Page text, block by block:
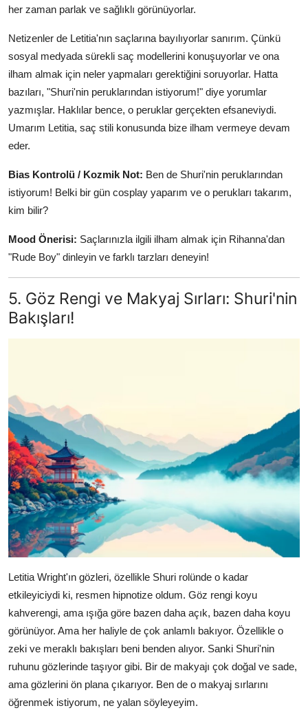
her zaman parlak ve sağlıklı görünüyorlar.
Netizenler de Letitia'nın saçlarına bayılıyorlar sanırım. Çünkü
sosyal medyada sürekli saç modellerini konuşuyorlar ve ona
ilham almak için neler yapmaları gerektiğini soruyorlar. Hatta
bazıları, "Shuri'nin peruklarından istiyorum!" diye yorumlar
yazmışlar. Haklılar bence, o peruklar gerçekten efsaneviydi.
Umarım Letitia, saç stili konusunda bize ilham vermeye devam
eder.
Bias Kontrolü / Kozmik Not: Ben de Shuri'nin peruklarından
istiyorum! Belki bir gün cosplay yaparım ve o perukları takarım,
kim bilir?
Mood Önerisi: Saçlarınızla ilgili ilham almak için Rihanna'dan
"Rude Boy" dinleyin ve farklı tarzları deneyin!
5. Göz Rengi ve Makyaj Sırları: Shuri'nin
Bakışları!
Letitia Wright'ın gözleri, özellikle Shuri rolünde o kadar
etkileyiciydi ki, resmen hipnotize oldum. Göz rengi koyu
kahverengi, ama ışığa göre bazen daha açık, bazen daha koyu
görünüyor. Ama her haliyle de çok anlamlı bakıyor. Özellikle o
zeki ve meraklı bakışları beni benden alıyor. Sanki Shuri'nin
ruhunu gözlerinde taşıyor gibi. Bir de makyajı çok doğal ve sade,
ama gözlerini ön plana çıkarıyor. Ben de o makyaj sırlarını
öğrenmek istiyorum, ne yalan söyleyeyim.